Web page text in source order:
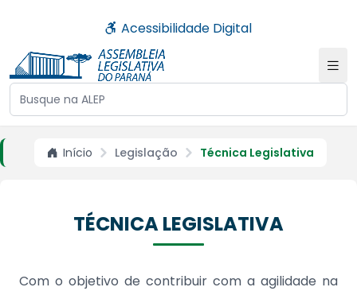
Acessibilidade Digital
Buscar no site da ALEP
Início Legislação Técnica Legislativa
TÉCNICA LEGISLATIVA
Com o objetivo de contribuir com a agilidade na